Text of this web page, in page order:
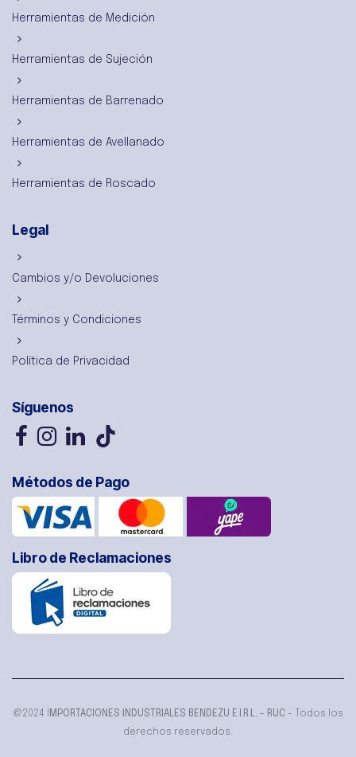
Herramientas de Medición
Herramientas de Sujeción
Herramientas de Barrenado
Herramientas de Avellanado
Herramientas de Roscado
Legal
Cambios y/o Devoluciones
Términos y Condiciones
Política de Privacidad
Síguenos
Métodos de Pago
Libro de Reclamaciones
@2024 I MPORTACIONES INDUSTRIALES BENDEZU E.I.R.L. - RUC - Todos los
derechos reservados.